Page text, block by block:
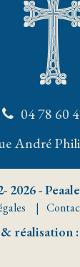
04 78 60
André
2026 -
réalisation :